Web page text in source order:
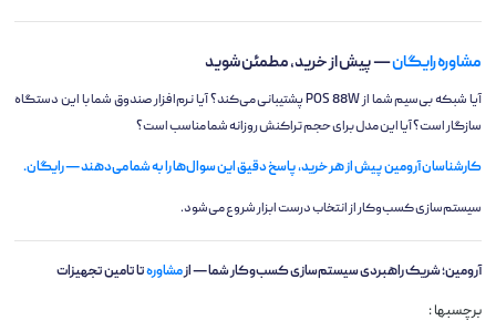
مشاوره رایگان— پیش از خرید، مطمئن شوید
آیا شبکه بی‌سیم شما از POS 88W پشتیبانی می‌کند؟ آیا نرم‌افزار صندوق شما با این دستگاه
سازگار است؟ آیا این مدل برای حجم تراکنش روزانه شما مناسب است؟
کارشناسان آرومین پیش از هر خرید، پاسخ دقیق این سوال‌ها را به شما می‌دهند — رایگان.
سیستم‌سازی کسب‌وکار از انتخاب درست ابزار شروع می‌شود.
آرومین؛ شریک راهبردی سیستم‌سازی کسب‌وکار شما — ازمشاورهتا تامین تجهیزات
برچسبها :